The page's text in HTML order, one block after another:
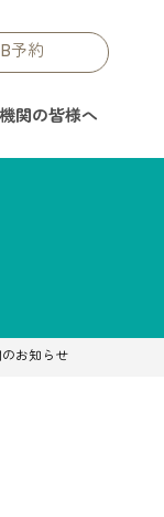
予約
関の皆様へ
お知らせ